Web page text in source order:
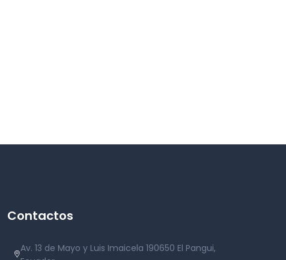
Contactos
Av. 13 de Mayo y Luis Imaicela 190650 El Pangui,